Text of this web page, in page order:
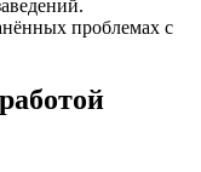
проблемах с